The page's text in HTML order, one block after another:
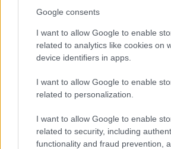
Google consents
I want to allow Google to enable
related to analytics like cookies on
device identifiers in apps.
I want to allow Google to enable
related to personalization.
I want to allow Google to enable
related to security, including
functionality and fraud prevention,
Mogą Cię zainteresować
jednak
leprechaun